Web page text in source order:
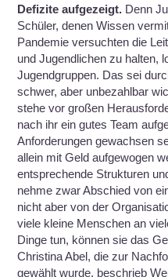
Defizite aufgezeigt.Denn
Schüler, denen Wissen
Pandemie versuchten die
und Jugendlichen zu halten,
Jugendgruppen. Das sei
schwer, aber unbezahlbar
stehe vor großen
nach ihr ein gutes Team
Anforderungen gewachsen
allein mit Geld aufgewogen
entsprechende Strukturen
nehme zwar Abschied von
nicht aber von der
viele kleine Menschen an
Dinge tun, können sie das
Christina Abel, die zur
gewählt wurde, beschrieb